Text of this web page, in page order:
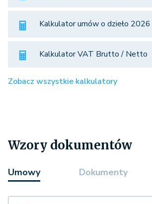
Kalkulator umów o dzieło 2026
Kalkulator VAT Brutto / Netto
Zobacz wszystkie kalkulatory
Wzory dokumentów
Umowy Dokumenty